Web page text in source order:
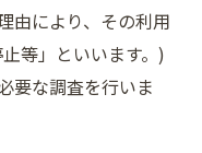
由により、その利用
等」といいます。)
要な調査を行いま